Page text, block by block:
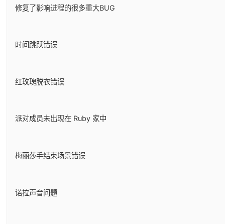
修复了影响进程的很多重大BUG
时间跳跃错误
红玫瑰脱衣错误
派对成员未出现在 Ruby 家中
梅丽莎手结束场景错误
诺拉声音问题